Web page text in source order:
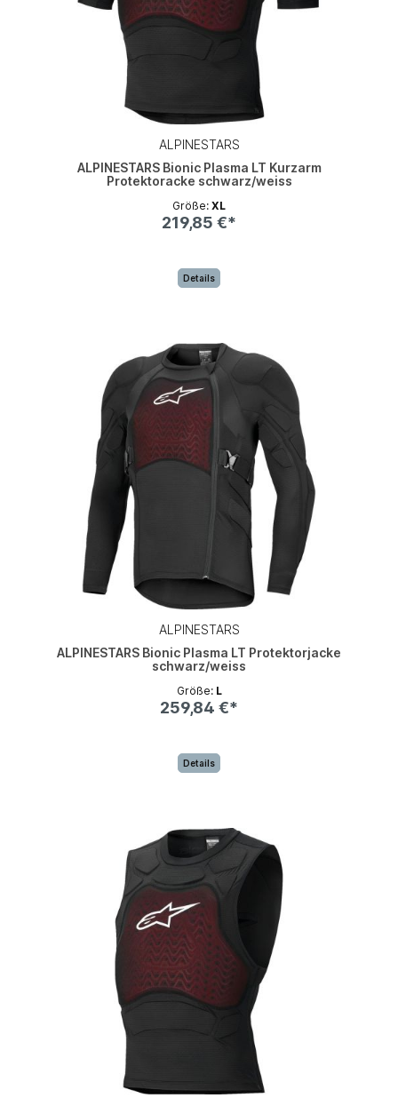
ALPINESTARS
ALPINESTARS Bionic Plasma LT Kurzarm
Protektoracke schwarz/weiss
Größe: XL
219,85 €*
Details
ALPINESTARS
ALPINESTARS Bionic Plasma LT Protektorjacke
schwarz/weiss
Größe: L
259,84 €*
Details